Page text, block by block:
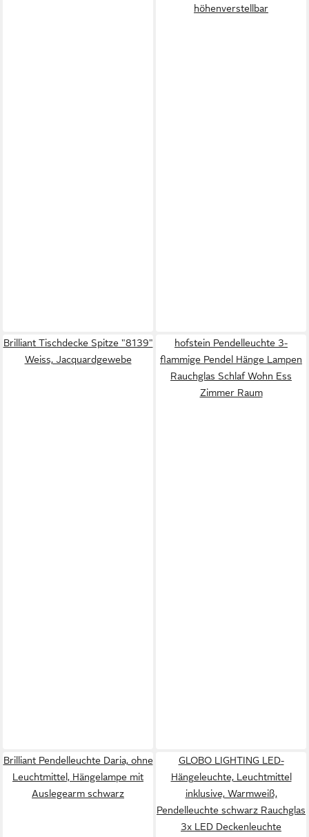
höhenverstellbar
Brilliant Tischdecke Spitze "8139"
Weiss, Jacquardgewebe
hofstein Pendelleuchte 3-
flammige Pendel Hänge Lampen
Rauchglas Schlaf Wohn Ess
Zimmer Raum
Brilliant Pendelleuchte Daria, ohne
Leuchtmittel, Hängelampe mit
Auslegearm schwarz
GLOBO LIGHTING LED-
Hängeleuchte, Leuchtmittel
inklusive, Warmweiß,
Pendelleuchte schwarz Rauchglas
3x LED Deckenleuchte